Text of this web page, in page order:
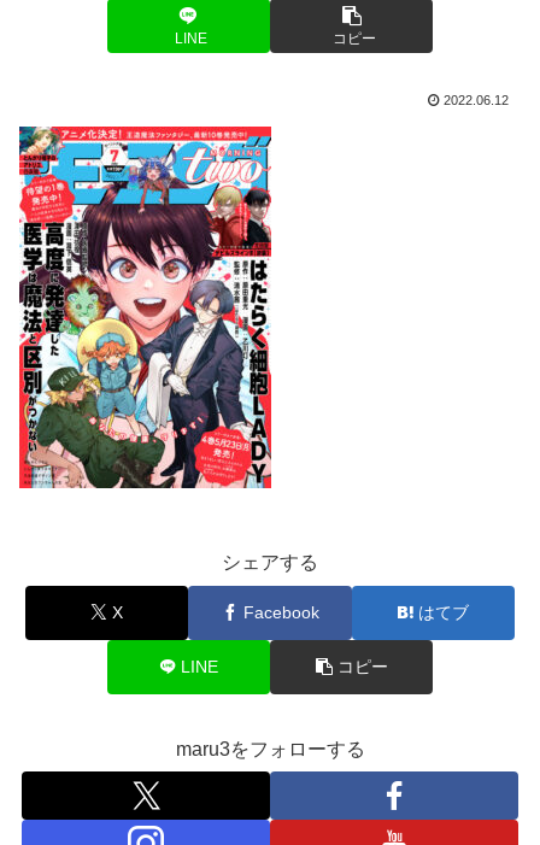
LINE コピー
2022.06.12
シェアする
X Facebook はてブ
LINE コピー
maru3をフォローする